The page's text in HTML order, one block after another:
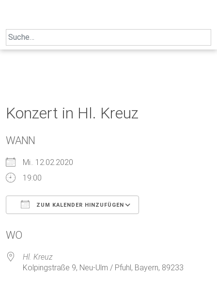
Search
for:
Konzert in Hl. Kreuz
WANN
Mi.. 12.02.2020
19:00
ZUM KALENDER HINZUFÜGEN
WO
Hl. Kreuz
Kolpingstraße 9, Neu-Ulm / Pfuhl, Bayern, 89233